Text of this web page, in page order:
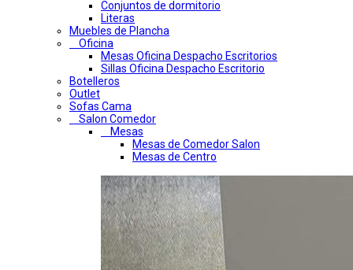
Conjuntos de dormitorio
Literas
Muebles de Plancha
Oficina
Mesas Oficina Despacho Escritorios
Sillas Oficina Despacho Escritorio
Botelleros
Outlet
Sofas Cama
Salon Comedor
Mesas
Mesas de Comedor Salon
Mesas de Centro